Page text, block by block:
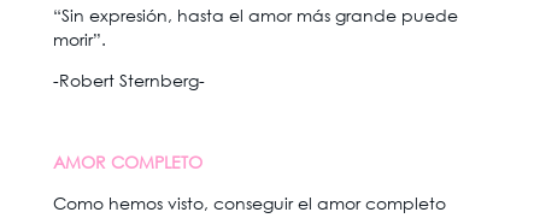
“Sin expresión, hasta el amor más grande puede
morir”.
-Robert Sternberg-
AMOR COMPLETO
Como hemos visto, conseguir el amor completo